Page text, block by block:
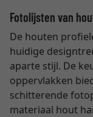
Fotolijsten van
De houten
huidige
aparte stijl. De
oppervlakken
schitterende
materiaal hout